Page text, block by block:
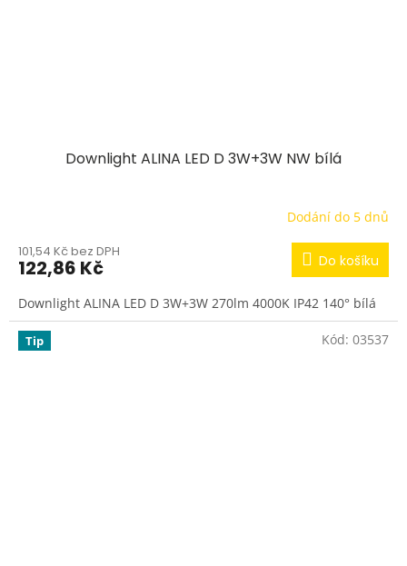
Downlight ALINA LED D 3W+3W NW bílá
Dodání do 5 dnů
101,54 Kč bez DPH
122,86 Kč Do košíku
Downlight ALINA LED D 3W+3W 270lm 4000K IP42 140° bílá
Tip Kód: 03537